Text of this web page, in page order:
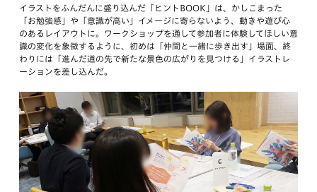
イラストをふんだんに盛り込んだ「ヒントBOOK」は、かしこまった
「お勉強感」や「意識が高い」イメージに寄らないよう、動きや遊び心
のあるレイアウトに。ワークショップを通して参加者に体験してほしい意
識の変化を象徴するように、初めは「仲間と一緒に歩き出す」場面、終
わりには「進んだ道の先で新たな景色の広がりを見つける」イラストレ
ーションを差し込んだ。